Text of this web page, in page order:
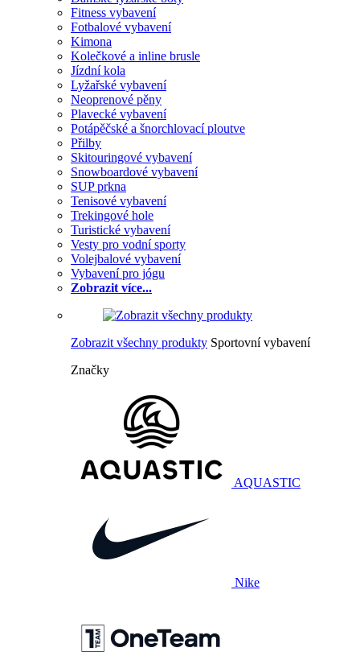
Fitness vybavení
Fotbalové vybavení
Kimona
Kolečkové a inline brusle
Jízdní kola
Lyžařské vybavení
Neoprenové pěny
Plavecké vybavení
Potápěčské a šnorchlovací ploutve
Přilby
Skitouringové vybavení
Snowboardové vybavení
SUP prkna
Tenisové vybavení
Trekingové hole
Turistické vybavení
Vesty pro vodní sporty
Volejbalové vybavení
Vybavení pro jógu
Zobrazit více...
Zobrazit všechny produkty Sportovní vybavení
Značky
AQUASTIC
Nike